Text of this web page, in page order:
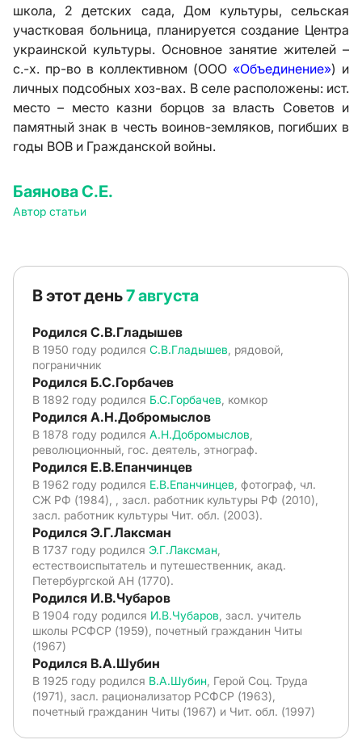
школа, 2 детских сада, Дом культуры, сельская
участковая больница, планируется создание Центра
украинской культуры. Основное занятие жителей –
с.-х. пр-во в коллективном (ООО «Объединение») и
личных подсобных хоз-вах. В селе расположены: ист.
место – место казни борцов за власть Советов и
памятный знак в честь воинов-земляков, погибших в
годы ВОВ и Гражданской войны.
Баянова С.Е.
Автор статьи
В этот день7 августа
Родился С.В.Гладышев
В 1950 году родился С.В.Гладышев , рядовой,
пограничник
Родился Б.С.Горбачев
В 1892 году родился Б.С.Горбачев , комкор
Родился А.Н.Добромыслов
В 1878 году родился А.Н.Добромыслов
революционный, гос. деятель, этнограф.
Родился Е.В.Епанчинцев
В 1962 году родился Е.В.Епанчинцев , фотограф, чл.
СЖ РФ (1984), , засл. работник культуры РФ (2010),
засл. работник культуры Чит. обл. (2003).
Родился Э.Г.Лаксман
В 1737 году родился Э.Г.Лаксман
естествоиспытатель и путешественник, акад.
Петербургской АН (1770).
Родился И.В.Чубаров
В 1904 году родился И.В.Чубаров , засл. учитель
школы РСФСР (1959), почетный гражданин Читы
(1967)
Родился В.А.Шубин
В 1925 году родился В.А.Шубин , Герой Соц. Труда
(1971), засл. рационализатор РСФСР (1963),
почетный гражданин Читы (1967) и Чит. обл. (1997)